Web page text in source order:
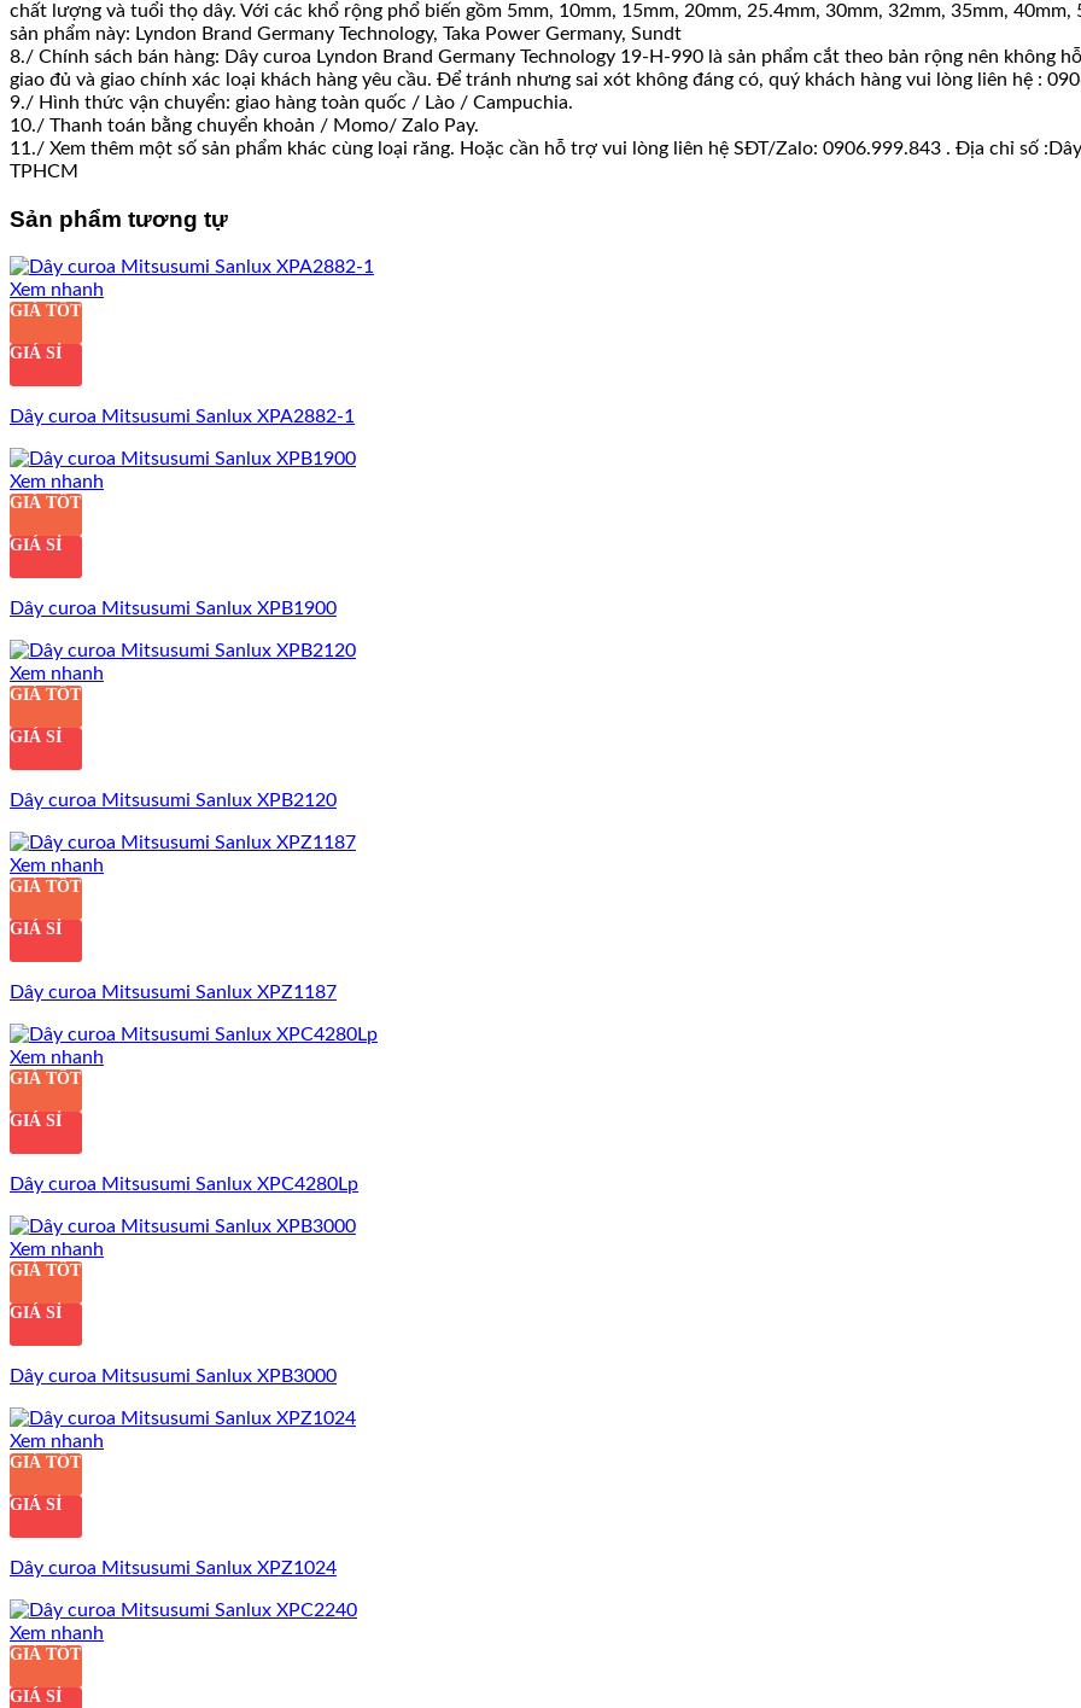
chất lượng và tuổi thọ dây. Với các khổ rộng phổ biến gồm 5mm, 10mm, 15mm, 20mm, 25.4mm, 30mm, 32mm, 35mm,
sản phẩm này: Lyndon Brand Germany Technology, Taka Power Germany, Sundt
8./ Chính sách bán hàng: Dây curoa Lyndon Brand Germany Technology 19-H-990 là sản phẩm cắt theo bản rộng nên
giao đủ và giao chính xác loại khách hàng yêu cầu. Để tránh nhưng sai xót không đáng có, quý khách hàng vui lòng liên hệ :
9./ Hình thức vận chuyển: giao hàng toàn quốc / Lào / Campuchia.
10./ Thanh toán bằng chuyển khoản / Momo/ Zalo Pay.
11./ Xem thêm một số sản phẩm khác cùng loại răng. Hoặc cần hỗ trợ vui lòng liên hệ SĐT/Zalo: 0906.999.843 . Địa chỉ số
TPHCM
Sản phẩm tương tự
Xem nhanh
GIÁ TỐT
GIÁ SỈ
Dây curoa Mitsusumi Sanlux XPA2882-1
Xem nhanh
GIÁ TỐT
GIÁ SỈ
Dây curoa Mitsusumi Sanlux XPB1900
Xem nhanh
GIÁ TỐT
GIÁ SỈ
Dây curoa Mitsusumi Sanlux XPB2120
Xem nhanh
GIÁ TỐT
GIÁ SỈ
Dây curoa Mitsusumi Sanlux XPZ1187
Xem nhanh
GIÁ TỐT
GIÁ SỈ
Dây curoa Mitsusumi Sanlux XPC4280Lp
Xem nhanh
GIÁ TỐT
GIÁ SỈ
Dây curoa Mitsusumi Sanlux XPB3000
Xem nhanh
GIÁ TỐT
GIÁ SỈ
Dây curoa Mitsusumi Sanlux XPZ1024
Xem nhanh
GIÁ TỐT
GIÁ SỈ